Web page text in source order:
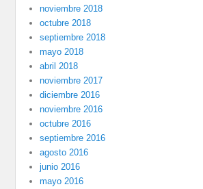
noviembre 2018
octubre 2018
septiembre 2018
mayo 2018
abril 2018
noviembre 2017
diciembre 2016
noviembre 2016
octubre 2016
septiembre 2016
agosto 2016
junio 2016
mayo 2016